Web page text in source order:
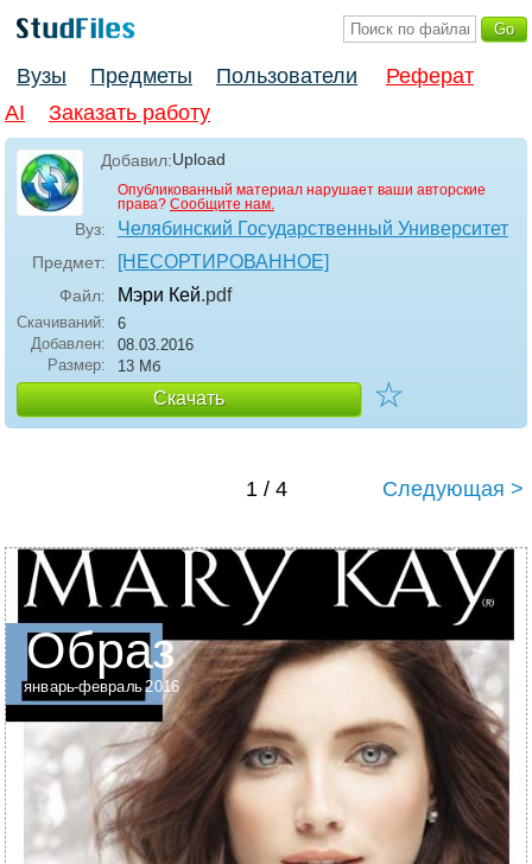
Вузы Предметы Пользователи
Реферат
AI
Заказать работу
Добавил:Upload
Опубликованный материал нарушает ваши авторские
права? Сообщите нам.
Вуз: Челябинский Государственный Университет
Предмет: [НЕСОРТИРОВАННОЕ]
Файл: Мэри Кей.pdf
Скачиваний:
6
Добавлен:
08.03.2016
Размер:
13 Мб
Скачать ☆
1 / 4 Следующая >
Образ
январь-февраль 2016